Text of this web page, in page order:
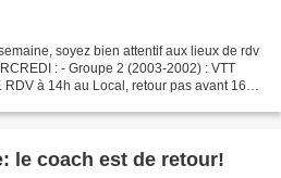
soyez bien attentif aux lieux de rdv
: - Groupe 2 (2003-2002) : VTT
à 14h au Local, retour pas avant 16h -
le coach est de retour!